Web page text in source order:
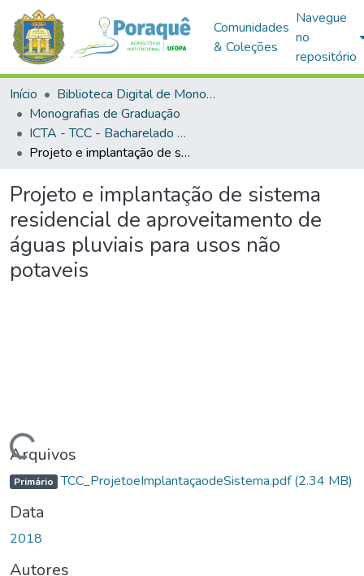
Comunidades
& Coleções
Navegue
no
repositório
Início
Biblioteca Digital de Monografias (BDM)
Monografias de Graduação
ICTA - TCC - Bacharelado em Engenharia Sanitária e Ambiental
Projeto e implantação de sistema residencial de aproveitamento de águas pluviais para usos não potaveis
Projeto e implantação de sistema
residencial de aproveitamento de
águas pluviais para usos não
potaveis
Arquivos
Primário TCC_ProjetoeImplantaçaodeSistema.pdf(2.34 MB)
Data
2018
Autores